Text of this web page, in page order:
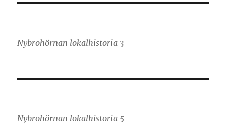
Nybrohörnan lokalhistoria 3
Nybrohörnan lokalhistoria 5